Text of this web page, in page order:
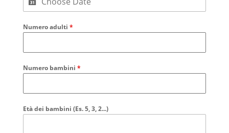
Numero adulti *
Numero bambini *
Età dei bambini (Es. 5, 3, 2...)